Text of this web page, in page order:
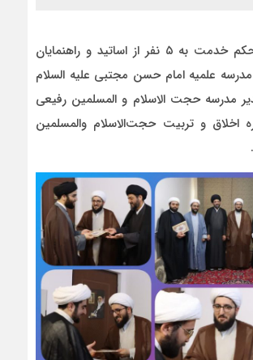
مراسم اعطای حکم خدمت به ۵ نفر از اساتید و راهنمایان
علمیه امام حسن مجتبی علیه السلام
مدرسه حجت الاسلام و المسلمین رفیعی
اخلاق و تربیت حجت‌الاسلام والمسلمین